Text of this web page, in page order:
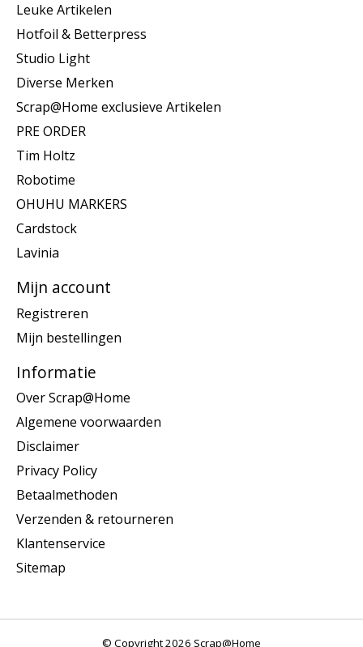
Leuke Artikelen
Hotfoil & Betterpress
Studio Light
Diverse Merken
Scrap@Home exclusieve Artikelen
PRE ORDER
Tim Holtz
Robotime
OHUHU MARKERS
Cardstock
Lavinia
Mijn account
Registreren
Mijn bestellingen
Informatie
Over Scrap@Home
Algemene voorwaarden
Disclaimer
Privacy Policy
Betaalmethoden
Verzenden & retourneren
Klantenservice
Sitemap
© Copyright 2026 Scrap@Home